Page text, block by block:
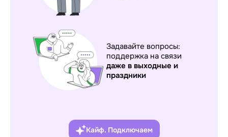
Задавайте вопросы:
поддержка на связи
даже в выходные и
праздники
Кайф. Подключаем